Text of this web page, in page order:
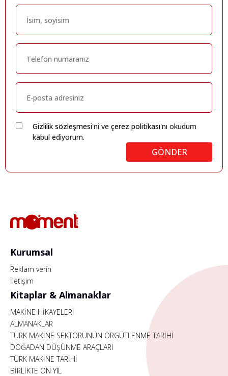
Gizlilik sözleşmesi'ni ve çerez politikası'nı okudum
kabul ediyorum.
GÖNDER
Kurumsal
Reklam verin
İletişim
Kitaplar & Almanaklar
MAKİNE HİKAYELERİ
ALMANAKLAR
TÜRK MAKİNE SEKTÖRÜNÜN ÖRGÜTLENME TARİHİ
DOĞADAN DÜŞÜNME ARAÇLARI
TÜRK MAKİNE TARİHİ
BİRLİKTE ON YIL